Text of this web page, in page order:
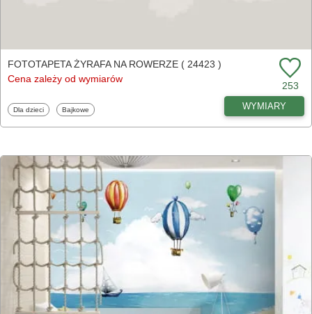
FOTOTAPETA ŻYRAFA NA ROWERZE ( 24423 )
Cena zależy od wymiarów
253
Fototapety
Dla dzieci Fototapety
Bajkowe WYMIARY